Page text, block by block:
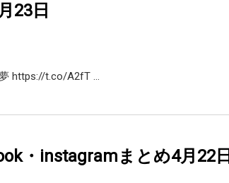
23日
https://t.co/A2fT …
・instagramまとめ4月22日